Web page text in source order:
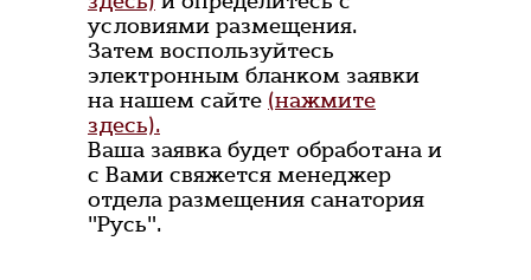
условиями размещения.
Затем воспользуйтесь
электронным бланком заявки
на нашем сайте (нажмите
здесь).
Ваша заявка будет обработана и
с Вами свяжется менеджер
отдела размещения санатория
"Русь".